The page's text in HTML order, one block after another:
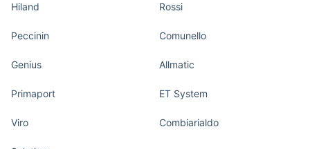
Hiland Rossi
Peccinin Comunello
Genius Allmatic
Primaport ET System
Viro Combiarialdo